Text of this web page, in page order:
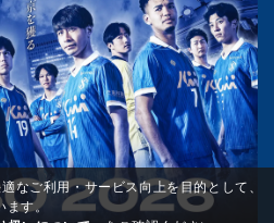
なご利用・サービス向上を目的として、
ます。